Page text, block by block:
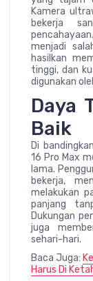
Kamera
bekerja
menjadi
hasilkan
tinggi, dan
digunakan
Daya
Baik
Di
16 Pro Max
lama.
bekerja,
melakukan
panjang
Dukungan
juga
sehari-hari.
Baca Juga:
Harus Di